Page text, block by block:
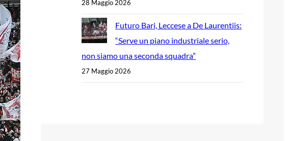
28 Maggio 2026
Futuro Bari, Leccese a De Laurentiis:
“Serve un piano industriale serio,
non siamo una seconda squadra”
27 Maggio 2026